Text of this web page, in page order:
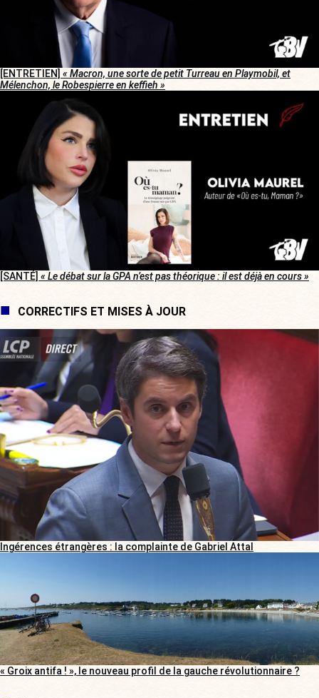
[ENTRETIEN] « Macron, une sorte de petit Turreau en Playmobil, et
Mélenchon, le Robespierre en keffieh »
[SANTÉ] « Le débat sur la GPA n’est pas théorique : il est déjà en cours »
CORRECTIFS ET MISES À JOUR
Ingérences étrangères : la complainte de Gabriel Attal
« Groix antifa ! », le nouveau profil de la gauche révolutionnaire ?